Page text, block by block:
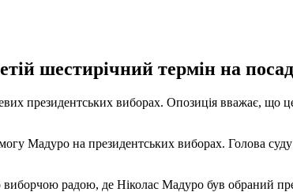
шестирічний термін на
президентських виборах. Опозиція вважає, що це
Мадуро на президентських виборах. Голова
радою, де Ніколас Мадуро був обраний